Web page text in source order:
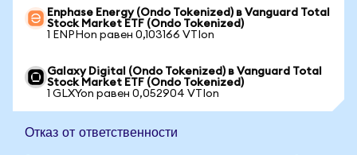
Enphase Energy (Ondo Tokenized) в Vanguard Total
Stock Market ETF (Ondo Tokenized)
1 ENPHon равен 0,103166 VTIon
Galaxy Digital (Ondo Tokenized) в Vanguard Total
Stock Market ETF (Ondo Tokenized)
1 GLXYon равен 0,052904 VTIon
Отказ от ответственности